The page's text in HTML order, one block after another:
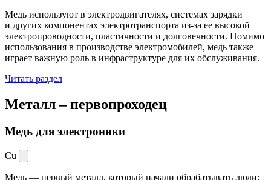
Медь используют в электродвигателях, системах зарядки
и других компонентах электротранспорта из-за ее высокой
электропроводности, пластичности и долговечности. Помимо
использования в производстве электромобилей, медь также
играет важную роль в инфраструктуре для их обслуживания.
Читать раздел
Металл –первопроходец
Медь для электроники
Cu
Медь — первый металл, который начали обрабатывать люди: